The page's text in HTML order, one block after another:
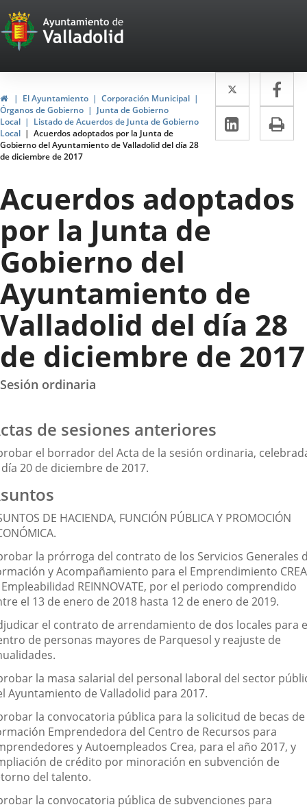
Portal
Web
del
Ayuntamiento
de
Valladolid
HomeEl Ayuntamiento
Corporación Municipal
Órganos de Gobierno
Junta de Gobierno
Local
Listado de Acuerdos de Junta de Gobierno
Local
Acuerdos adoptados por la Junta de
Gobierno del Ayuntamiento de Valladolid del día 28
de diciembre de 2017
Twitter
Enlace
a
una
a
Linkedin
Enlace
a
externa.
Acuerdos adoptados
por la Junta de
Gobierno del
Ayuntamiento de
Valladolid del día 28
de diciembre de 2017
Sesión ordinaria
de sesiones anteriores
el borrador del Acta de la sesión ordinaria,
20 de diciembre de 2017.
DE HACIENDA, FUNCIÓN PÚBLICA Y PROMOCIÓN
la prórroga del contrato de los Servicios Generales
y Acompañamiento para el Emprendimiento
REINNOVATE, por el periodo comprendido
el 13 de enero de 2018 hasta 12 de enero de 2019.
el contrato de arrendamiento de dos locales para
de personas mayores de Parquesol y reajuste de
la masa salarial del personal laboral del sector
Ayuntamiento de Valladolid para 2017.
la convocatoria pública para la solicitud de becas de
Emprendedora del Centro de Recursos para
y Autoempleados Crea, para el año 2017, y
de crédito por minoración en subvención de
del talento.
la convocatoria pública de subvenciones para